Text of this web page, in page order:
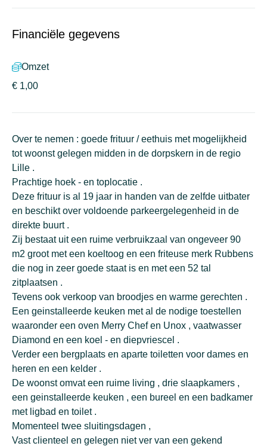
Financiële gegevens
Omzet
€ 1,00
Over te nemen : goede frituur / eethuis met mogelijkheid
tot woonst gelegen midden in de dorpskern in de regio
Lille .
Prachtige hoek - en toplocatie .
Deze frituur is al 19 jaar in handen van de zelfde uitbater
en beschikt over voldoende parkeergelegenheid in de
direkte buurt .
Zij bestaat uit een ruime verbruikzaal van ongeveer 90
m2 groot met een koeltoog en een friteuse merk Rubbens
die nog in zeer goede staat is en met een 52 tal
zitplaatsen .
Tevens ook verkoop van broodjes en warme gerechten .
Een geinstalleerde keuken met al de nodige toestellen
waaronder een oven Merry Chef en Unox , vaatwasser
Diamond en een koel - en diepvriescel .
Verder een bergplaats en aparte toiletten voor dames en
heren en een kelder .
De woonst omvat een ruime living , drie slaapkamers ,
een geinstalleerde keuken , een bureel en een badkamer
met ligbad en toilet .
Momenteel twee sluitingsdagen ,
Vast clienteel en gelegen niet ver van een gekend